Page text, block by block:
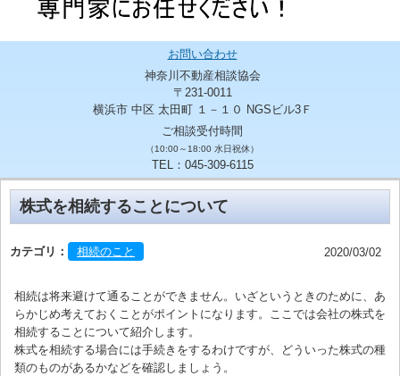
お問い合わせ
神奈川不動産相談協会
〒231-0011
横浜市 中区 太田町 １－１０ NGSビル3Ｆ
ご相談受付時間
（10:00～18:00 水日祝休）
TEL：045-309-6115
株式を相続することについて
カテゴリ： 相続のこと 2020/03/02
相続は将来避けて通ることができません。いざというときのために、あ
らかじめ考えておくことがポイントになります。ここでは会社の株式を
相続することについて紹介します。
株式を相続する場合には手続きをするわけですが、どういった株式の種
類のものがあるかなどを確認しましょう。